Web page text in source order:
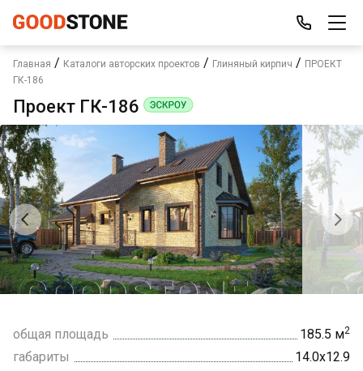
Главная / Каталоги авторских проектов / Глиняный кирпич / ПРОЕКТ
ГК-186
Проект ГК-186
общая площадь 185.5 м2
габариты
14.0х12.9